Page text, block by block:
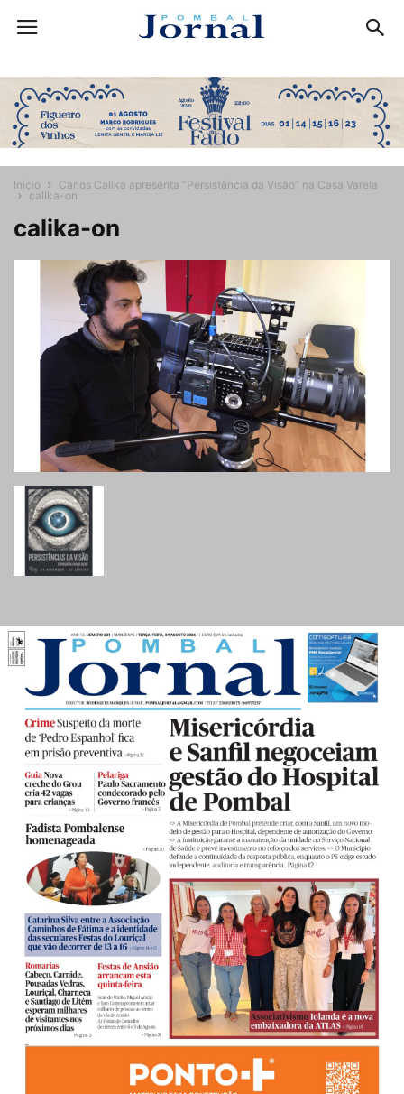
Início
Carlos Calika apresenta “Persistência da Visão” na Casa Varela
calika-on
calika-on